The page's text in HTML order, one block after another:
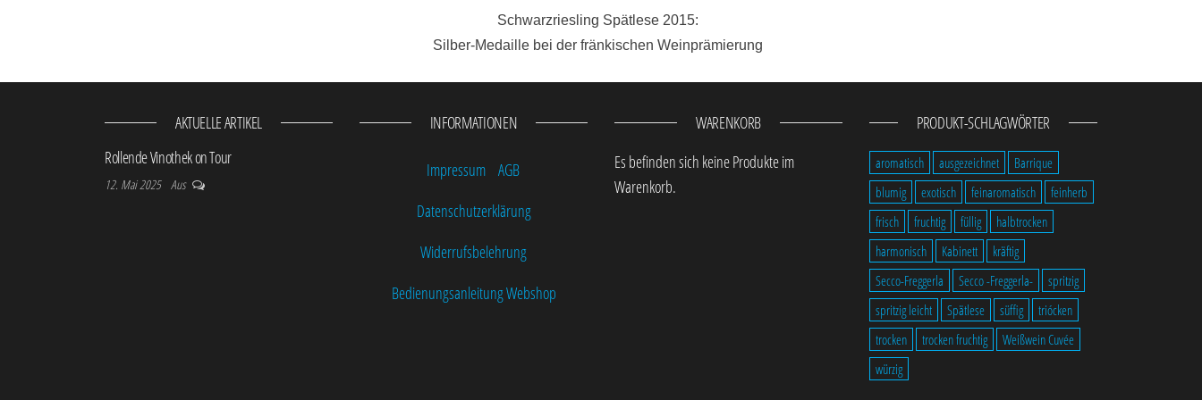
Schwarzriesling Spätlese 2015:
Silber-Medaille bei der fränkischen Weinprämierung
AKTUELLE ARTIKEL
Rollende Vinothek on Tour
12. Mai 2025 Aus
INFORMATIONEN
Impressum AGB
Datenschutzerklärung
Widerrufsbelehrung
Bedienungsanleitung Webshop
WARENKORB
Es befinden sich keine Produkte im
Warenkorb.
PRODUKT-SCHLAGWÖRTER
aromatisch ausgezeichnet
Barrique
blumig
exotisch feinaromatisch
feinherb
frisch
fruchtig füllig
halbtrocken
harmonisch
Kabinett
kräftig
Secco-Freggerla
Secco -Freggerla-
spritzig
spritzig leicht
Spätlese süffig
triócken
trocken
trocken fruchtig
Weißwein Cuvée
würzig